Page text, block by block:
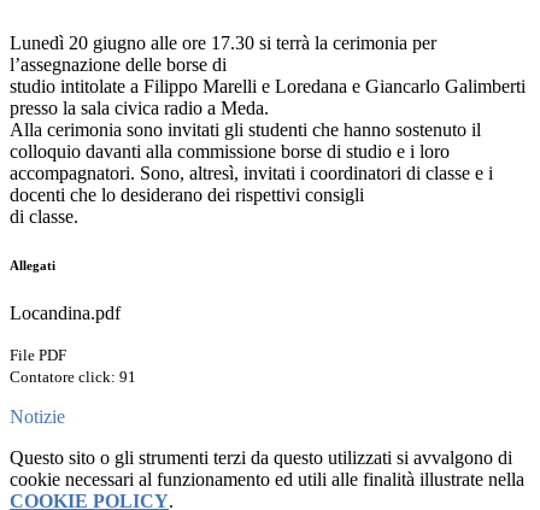
Lunedì 20 giugno alle ore 17.30 si terrà la cerimonia per
l’assegnazione delle borse di
studio intitolate a Filippo Marelli e Loredana e Giancarlo Galimberti
presso la sala civica radio a Meda.
Alla cerimonia sono invitati gli studenti che hanno sostenuto il
colloquio davanti alla commissione borse di studio e i loro
accompagnatori. Sono, altresì, invitati i coordinatori di classe e i
docenti che lo desiderano dei rispettivi consigli
di classe.
Allegati
Locandina.pdf
File PDF
Contatore click: 91
Notizie
Questo sito o gli strumenti terzi da questo utilizzati si avvalgono di
cookie necessari al funzionamento ed utili alle finalità illustrate nella
COOKIE POLICY.